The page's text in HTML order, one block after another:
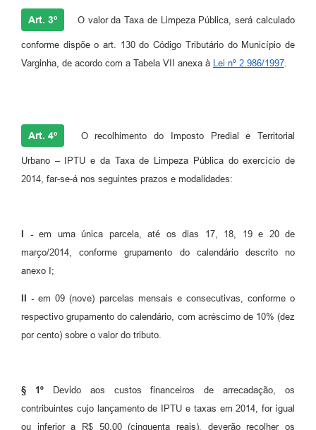
Art. 3º O valor da Taxa de Limpeza Pública, será calculado
conforme dispõe o art. 130 do Código Tributário do Município de
Varginha, de acordo com a Tabela VII anexa à Lei nº 2.986/1997.
Art. 4º O recolhimento do Imposto Predial e Territorial
Urbano – IPTU e da Taxa de Limpeza Pública do exercício de
2014, far-se-á nos seguintes prazos e modalidades:
I -em uma única parcela, até os dias 17, 18, 19 e 20 de
março/2014, conforme grupamento do calendário descrito no
anexo I;
II -em 09 (nove) parcelas mensais e consecutivas, conforme o
respectivo grupamento do calendário, com acréscimo de 10% (dez
por cento) sobre o valor do tributo.
§ 1º
Devido aos custos financeiros de arrecadação, os
contribuintes cujo lançamento de IPTU e taxas em 2014, for igual
ou inferior a R$ 50,00 (cinquenta reais), deverão recolher os